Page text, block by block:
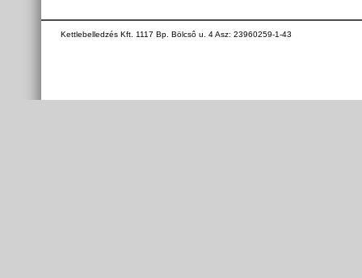
Kettlebelledzés Kft. 1117 Bp. Bölcsô u. 4 Asz: 23960259-1-43